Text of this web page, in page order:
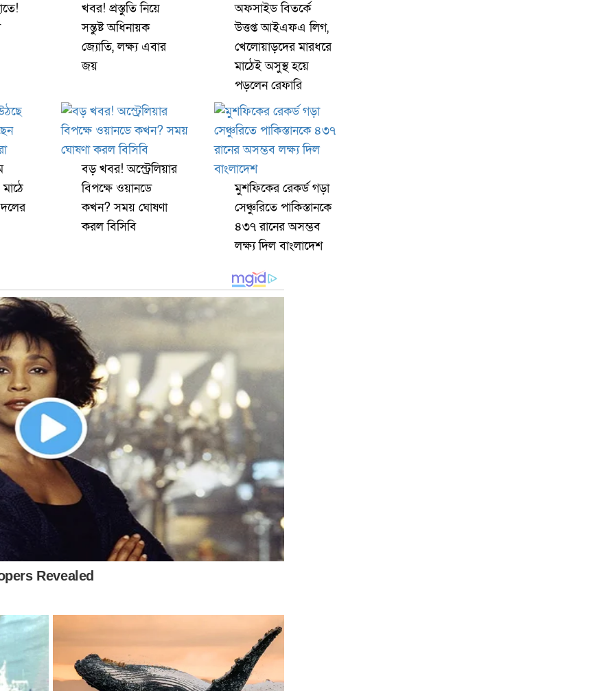
খবর! প্রস্তুতি নিয়ে
সন্তুষ্ট অধিনায়ক
জ্যোতি, লক্ষ্য এবার
জয়
অফসাইড বিতর্কে
উত্তপ্ত আইএফএ লিগ,
খেলোয়াড়দের মারধরে
মাঠেই অসুস্থ হয়ে
পড়লেন রেফারি
বড় খবর! অস্ট্রেলিয়ার
বিপক্ষে ওয়ানডে
কখন? সময় ঘোষণা
করল বিসিবি
মুশফিকের রেকর্ড গড়া
সেঞ্চুরিতে পাকিস্তানকে
৪৩৭ রানের অসম্ভব
লক্ষ্য দিল বাংলাদেশ